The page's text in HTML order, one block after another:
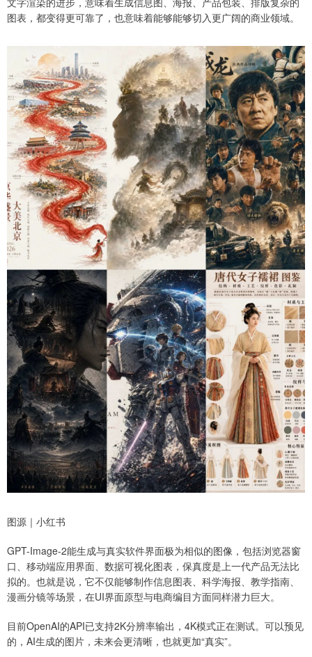
图表，都变得更可靠了，也意味着能够能够切入更广阔的商业领域。
图源｜小红书
GPT-Image-2能生成与真实软件界面极为相似的图像，包括浏览器窗
口、移动端应用界面、数据可视化图表，保真度是上一代产品无法比
拟的。也就是说，它不仅能够制作信息图表、科学海报、教学指南、
漫画分镜等场景，在UI界面原型与电商编目方面同样潜力巨大。
目前OpenAI的API已支持2K分辨率输出，4K模式正在测试。可以预见
的，AI生成的图片，未来会更清晰，也就更加“真实”。